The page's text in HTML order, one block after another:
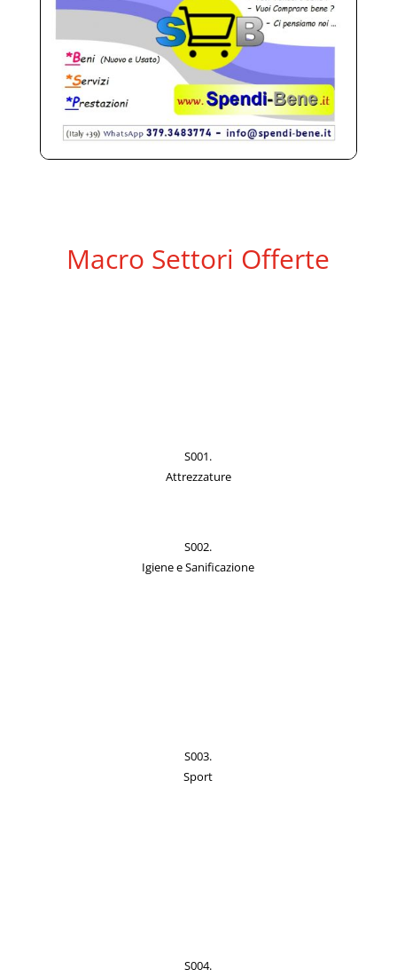
Macro Settori Offerte
S001.
Attrezzature
S002.
Igiene e Sanificazione
S003.
Sport
S004.